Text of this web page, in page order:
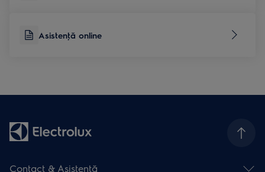
Asistenţă online
Contact & Asistenţă